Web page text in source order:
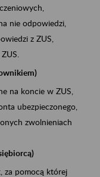
nie odpowiedzi,
z ZUS,
na koncie w ZUS,
ubezpieczonego,
zwolnieniach
za pomocą której